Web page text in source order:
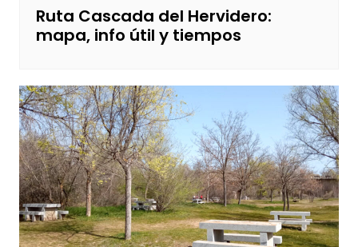
Ruta Cascada del Hervidero:
mapa, info útil y tiempos